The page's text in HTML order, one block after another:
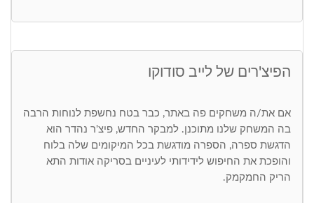
הפיצ'רים של לייב סודוקו
אם את/ה משחקים פה באתר, כבר בטח נחשפת לנוחות הרבה
בה המשחק שלנו מתוכנן. למבקר החדש, פיצ'ר נהדר הוא
הדגשת ספרה, הספרה מודגשת בכל המיקומים שלה בלוח
והופכת את החיפוש לידידותי לעיניים בסריקה אודות התא
הריק החמקמק.